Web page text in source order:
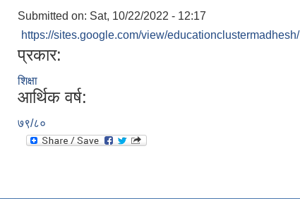
Submitted on: Sat, 10/22/2022 - 12:17
https://sites.google.com/view/educationclustermadhesh/
प्रकार:
शिक्षा
आर्थिक वर्ष:
७९/८०